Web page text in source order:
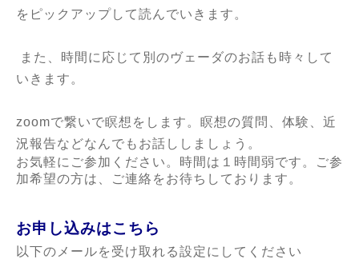
をピックアップして読んでいきます。
また、時間に応じて別のヴェーダのお話も時々して
いきます。
zoomで繋いで瞑想をします。瞑想の質問、体験、近
況報告などなんでもお話ししましょう。
お気軽にご参加ください。時間は１時間弱です。
ご参
加希望の方は、ご連絡をお待ちしております。
お申し込みはこちら
以下のメールを受け取れる設定にしてください